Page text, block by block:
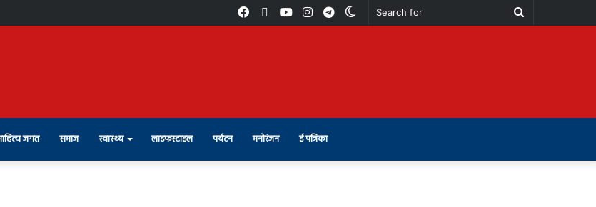
Search
Switch
Telegram
Instagram
Youtube
Facebook
जगत समाज स्वास्थ्य लाइफस्टाइल पर्यटन मनोरंजन ई पत्रिका